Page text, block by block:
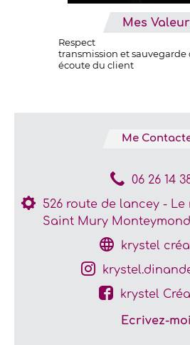
Me
06 26 14
526 route de lancey - Le
Saint Mury Monteymond
krystel
krystel
Ecrivez-
Mes
Respect
transmission et sauvegarde
écoute du client